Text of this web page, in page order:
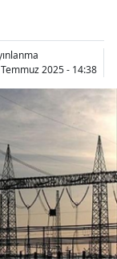
Bingöl
2025 - 14:38